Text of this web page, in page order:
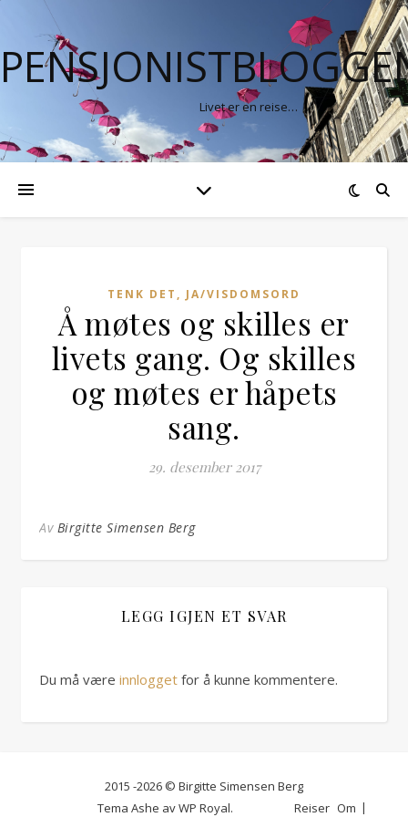
Livet er en reise…
TENK DET, JA/VISDOMSORD
Å møtes og skilles er
livets gang. Og skilles
og møtes er håpets
sang.
29. desember 2017
Av Birgitte Simensen Berg
LEGG IGJEN ET SVAR
Du må være innlogget for å kunne kommentere.
2015 -2026 © Birgitte Simensen Berg
Reiser Om
Tema Ashe avWP Royal.